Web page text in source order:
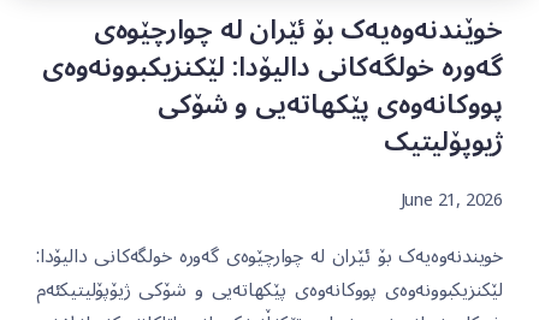
خوێندنەوەیەک بۆ ئێران لە چوارچێوەی
گەورە خولگەکانی دالیۆدا: لێکنزیکبوونەوەی
پووکانەوەی پێکهاتەیی و شۆکی
ژیوپۆلیتیک
June 21, 2026
خویندنەوەیەک بۆ ئێران لە چوارچێوەی گەورە خولگەکانی دالیۆدا:
لێکنزیکبوونەوەی پووکانەوەی پێکهاتەیی و شۆکی ژیۆپۆلیتیکئەم